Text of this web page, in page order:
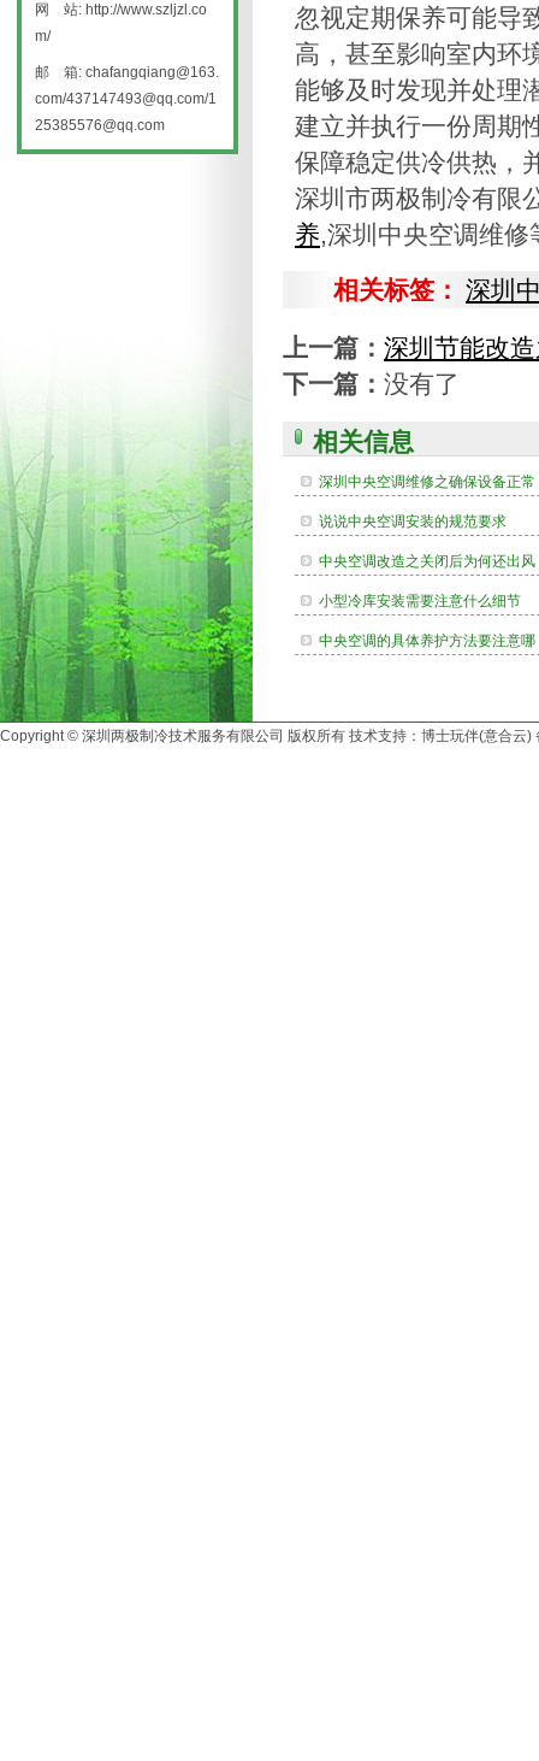
网 站: http://www.szljzl.co
m/
邮 箱: chafangqiang@163.
com/437147493@qq.com/1
25385576@qq.com
忽视定期保养可能导
高，甚至影响室内环
能够及时发现并处理
建立并执行一份周期
保障稳定供冷供热，
深圳市两极制冷有限
养,深圳中央空调维修
相关标签： 深圳
上一篇： 深圳节能改
下一篇： 没有了
相关信息
深圳中央空调维修之确保设备正常
说说中央空调安装的规范要求
中央空调改造之关闭后为何还出风
小型冷库安装需要注意什么细节
中央空调的具体养护方法要注意哪
Copyright © 深圳两极制冷技术服务有限公司 版权所有 技术支持：博士玩伴(意合云)